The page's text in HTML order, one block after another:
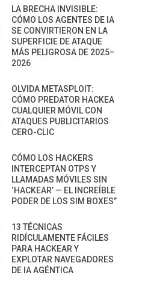
LA BRECHA INVISIBLE:
CÓMO LOS AGENTES DE IA
SE CONVIRTIERON EN LA
SUPERFICIE DE ATAQUE
MÁS PELIGROSA DE 2025–
2026
OLVIDA METASPLOIT:
CÓMO PREDATOR HACKEA
CUALQUIER MÓVIL CON
ATAQUES PUBLICITARIOS
CERO-CLIC
CÓMO LOS HACKERS
INTERCEPTAN OTPS Y
LLAMADAS MÓVILES SIN
‘HACKEAR’ — EL INCREÍBLE
PODER DE LOS SIM BOXES”
13 TÉCNICAS
RIDÍCULAMENTE FÁCILES
PARA HACKEAR Y
EXPLOTAR NAVEGADORES
DE IA AGÉNTICA